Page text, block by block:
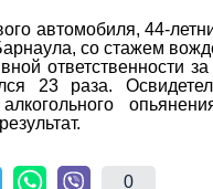
автомобиля, 44-
со стажем
ответственности
23 раза.
0